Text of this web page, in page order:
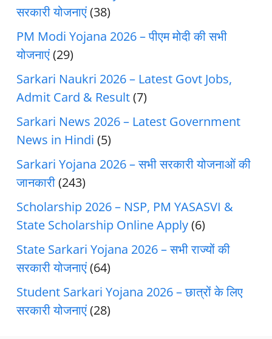
सरकारी योजनाएं(38)
PM Modi Yojana 2026 – पीएम मोदी की सभी
योजनाएं(29)
Sarkari Naukri 2026 – Latest Govt Jobs,
Admit Card & Result(7)
Sarkari News 2026 – Latest Government
News in Hindi (5)
Sarkari Yojana 2026 – सभी सरकारी योजनाओं की
जानकारी(243)
Scholarship 2026 – NSP, PM YASASVI &
State Scholarship Online Apply(6)
State Sarkari Yojana 2026 – सभी राज्यों की
सरकारी योजनाएं(64)
Student Sarkari Yojana 2026 – छात्रों के लिए
सरकारी योजनाएं(28)